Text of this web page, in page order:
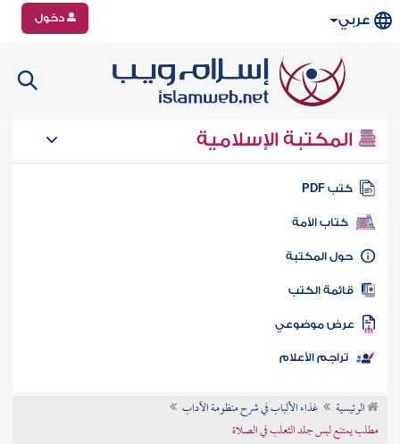
عربي دخول
المكتبة الإسلامية
كتب PDF
كتاب الأمة
المكتبة
الكتب
موضوعي
تراجم الأعلام
الرئيسية
غذاء الألباب في شرح منظومة الآداب
مطلب يمتنع لبس جلد الثعلب في الصلاة